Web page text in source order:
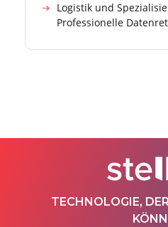
Logistik und
Professionelle
TECHNOLOGIE,